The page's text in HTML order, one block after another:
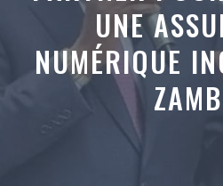
UNE
NUMÉRIQUE